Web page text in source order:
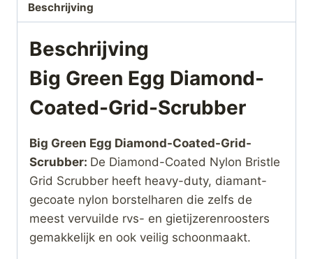
Beschrijving
Beschrijving
Big Green Egg Diamond-
Coated-Grid-Scrubber
Big Green Egg Diamond-Coated-Grid-
Scrubber: De Diamond-Coated Nylon Bristle
Grid Scrubber heeft heavy-duty, diamant-
gecoate nylon borstelharen die zelfs de
meest vervuilde rvs- en gietijzerenroosters
gemakkelijk en ook veilig schoonmaakt.